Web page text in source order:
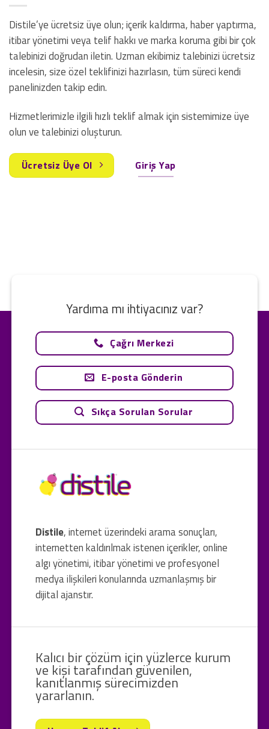
Distile’ye ücretsiz üye olun; içerik kaldırma, haber yaptırma,
itibar yönetimi veya telif hakkı ve marka koruma gibi bir çok
talebinizi doğrudan iletin. Uzman ekibimiz talebinizi ücretsiz
incelesin, size özel teklifinizi hazırlasın, tüm süreci kendi
panelinizden takip edin.
Hizmetlerimizle ilgili hızlı teklif almak için sistemimize üye
olun ve talebinizi oluşturun.
Ücretsiz Üye Ol Giriş Yap
Distile, internet üzerindeki arama sonuçları,
internetten kaldırılmak istenen içerikler, online
algı yönetimi, itibar yönetimi ve profesyonel
medya ilişkileri konularında uzmanlaşmış bir
dijital ajanstır.
Yardıma mı ihtiyacınız var?
Çağrı Merkezi
E-posta Gönderin
Sıkça Sorulan Sorular
Kalıcı bir çözüm için yüzlerce kurum
ve kişi tarafından güvenilen,
kanıtlanmış sürecimizden
yararlanın.